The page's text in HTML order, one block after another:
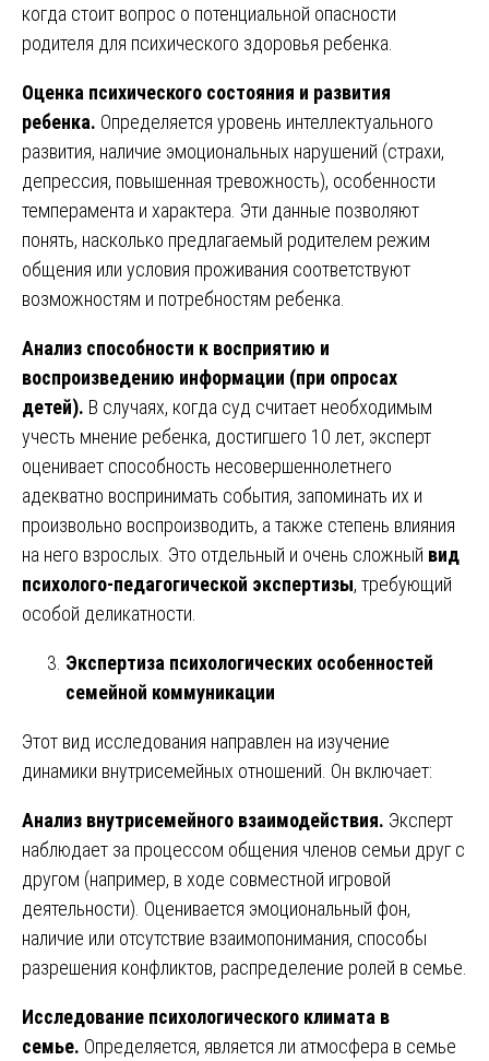
когда стоит вопрос о потенциальной опасности
родителя для психического здоровья ребенка.
Оценка психического состояния и развития
ребенка. Определяется уровень интеллектуального
развития, наличие эмоциональных нарушений (страхи,
депрессия, повышенная тревожность), особенности
темперамента и характера. Эти данные позволяют
понять, насколько предлагаемый родителем режим
общения или условия проживания соответствуют
возможностям и потребностям ребенка.
Анализ способности к восприятию и
воспроизведению информации (при опросах
детей). В случаях, когда суд считает необходимым
учесть мнение ребенка, достигшего 10 лет, эксперт
оценивает способность несовершеннолетнего
адекватно воспринимать события, запоминать их и
произвольно воспроизводить, а также степень влияния
на него взрослых. Это отдельный и очень сложный вид
психолого-педагогической экспертизы, требующий
особой деликатности.
Экспертиза психологических особенностей
семейной коммуникации
Этот вид исследования направлен на изучение
динамики внутрисемейных отношений. Он включает:
Анализ внутрисемейного взаимодействия. Эксперт
наблюдает за процессом общения членов семьи друг с
другом (например, в ходе совместной игровой
деятельности). Оценивается эмоциональный фон,
наличие или отсутствие взаимопонимания, способы
разрешения конфликтов, распределение ролей в семье.
Исследование психологического климата в
семье. Определяется, является ли атмосфера в семье